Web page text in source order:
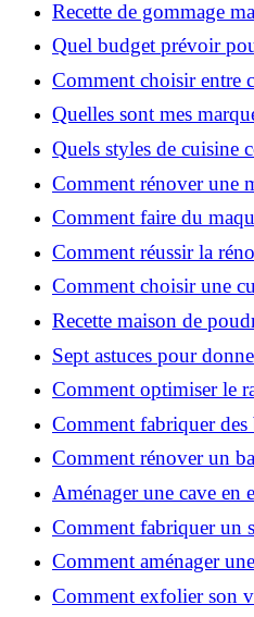
Recette de gommage
pour une peau douce
Quel budget prévoir
Voiron en 2026 : coûts
Comment choisir entre
contractant général à
Quelles sont mes
préférées ?
Quels styles de cuisine
appartements du
Comment rénover une
habitat sain et
Comment faire du
utiliserez vraiment ?
Comment réussir la
ville en 2026 ?
Comment choisir une
rénovation en 2026 ?
Recette maison de
Sept astuces pour
à votre cuisine
Comment optimiser le
et gagner de la place ?
Comment fabriquer des
de karité ?
Comment rénover un
budget et matériaux ?
Aménager une cave en
essentielles
Comment fabriquer un
l'huile de rose musquée ?
Comment aménager
efficacement ?
Comment exfolier son